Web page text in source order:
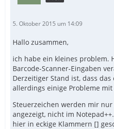
5. Oktober 2015 um 14:09
Hallo zusammen,
ich habe ein kleines problem.
Barcode-Scanner-Eingaben
Derzeitiger Stand ist, dass
allerdings einige Probleme
Steuerzeichen werden mir
angezeigt, nicht im
hier in eckige Klammern []